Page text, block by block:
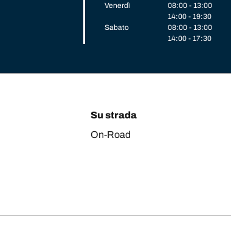
Venerdì
08:00 - 13:00
14:00 - 19:30
Sabato
08:00 - 13:00
14:00 - 17:30
Su strada
On-Road